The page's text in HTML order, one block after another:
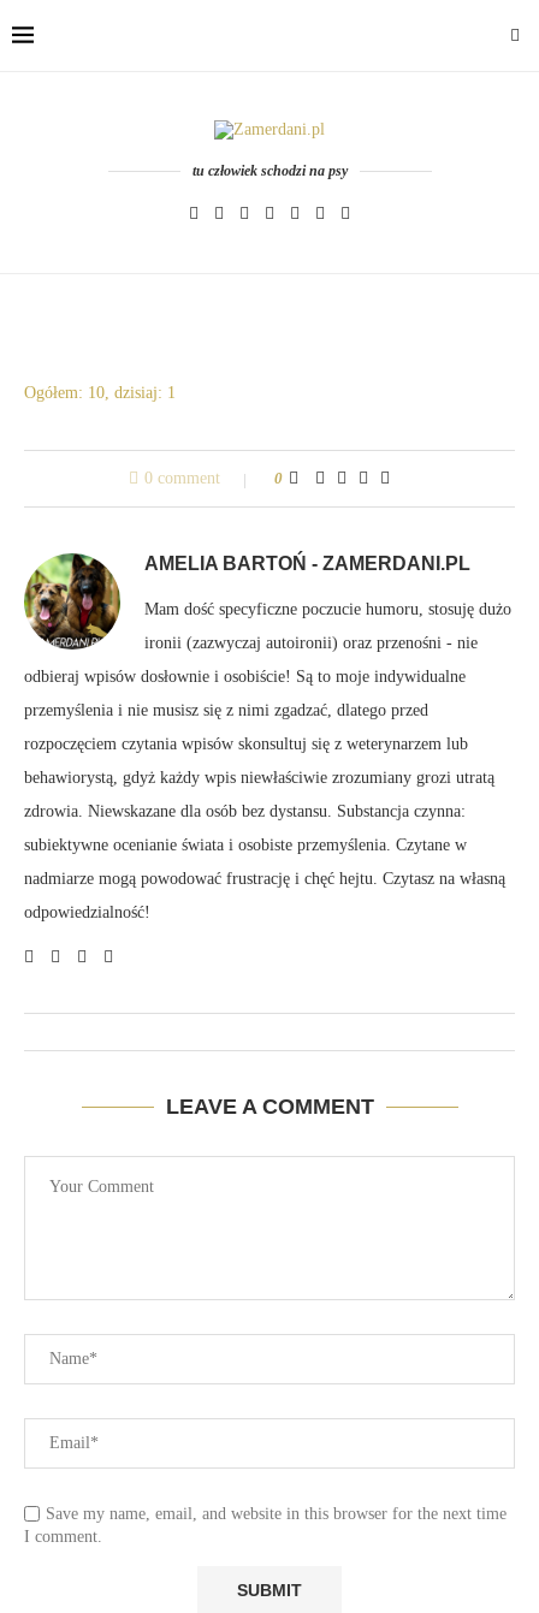
tu człowiek schodzi na psy
Ogółem: 10, dzisiaj: 1
0 comment 0
AMELIA BARTOŃ - ZAMERDANI.PL
Mam dość specyficzne poczucie humoru, stosuję dużo
ironii (zazwyczaj autoironii) oraz przenośni - nie
odbieraj wpisów dosłownie i osobiście! Są to moje indywidualne
przemyślenia i nie musisz się z nimi zgadzać, dlatego przed
rozpoczęciem czytania wpisów skonsultuj się z weterynarzem lub
behawiorystą, gdyż każdy wpis niewłaściwie zrozumiany grozi utratą
zdrowia. Niewskazane dla osób bez dystansu. Substancja czynna:
subiektywne ocenianie świata i osobiste przemyślenia. Czytane w
nadmiarze mogą powodować frustrację i chęć hejtu. Czytasz na własną
odpowiedzialność!
LEAVE A COMMENT
Save my name, email, and website in this browser for the next time
I comment.